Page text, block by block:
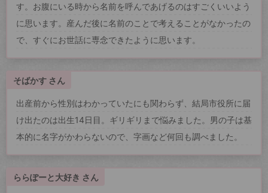
す。お腹にいる時から名前を呼んであげるのはすごくいいよう
に思います。産んだ後に名前のことで考えることがなかったの
で、すぐにお世話に専念できたように思います。
そばかす さん
出産前から性別はわかっていたにも関わらず、結局市役所に届
け出たのは出生14日目。ギリギリまで悩みました。男の子は基
本的に名字がかわらないので、字画など何回も調べました。
ららぽーと大好き さん